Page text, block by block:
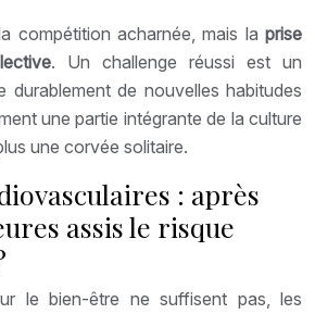
compétition acharnée, mais la prise
. Un challenge réussi est un
durablement de nouvelles habitudes
une partie intégrante de la culture
une corvée solitaire.
: après
assis le risque
le bien-être ne suffisent pas, les